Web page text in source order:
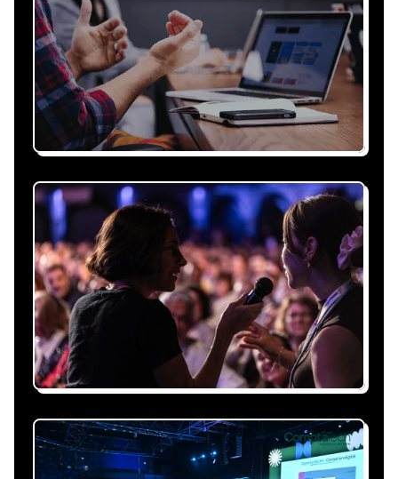
Recevez une proposition
sous 24h
Expliquez-nous vos besoins, on vous répond
sous 24h avec une proposition
personnalisée, claire et adaptée à votre
événement et à vos contraintes.
Nous nous occupons de
tout